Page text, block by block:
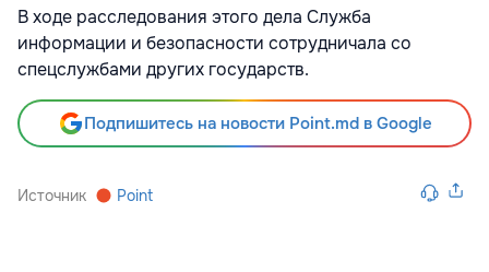
В ходе расследования этого дела Служба
информации и безопасности сотрудничала со
спецслужбами других государств.
Подпишитесь на новости Point.md в Google
Источник Point